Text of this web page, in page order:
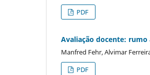
PDF
Avaliação docente:
Manfred Fehr, Alvimar
PDF